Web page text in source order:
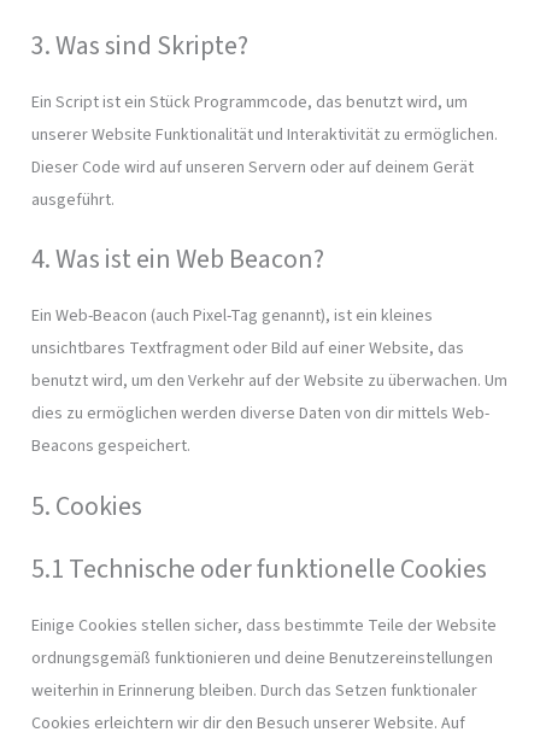
3. Was sind Skripte?
Ein Script ist ein Stück Programmcode, das benutzt wird, um
unserer Website Funktionalität und Interaktivität zu ermöglichen.
Dieser Code wird auf unseren Servern oder auf deinem Gerät
ausgeführt.
4. Was ist ein Web Beacon?
Ein Web-Beacon (auch Pixel-Tag genannt), ist ein kleines
unsichtbares Textfragment oder Bild auf einer Website, das
benutzt wird, um den Verkehr auf der Website zu überwachen. Um
dies zu ermöglichen werden diverse Daten von dir mittels Web-
Beacons gespeichert.
5. Cookies
5.1 Technische oder funktionelle Cookies
Einige Cookies stellen sicher, dass bestimmte Teile der Website
ordnungsgemäß funktionieren und deine Benutzereinstellungen
weiterhin in Erinnerung bleiben. Durch das Setzen funktionaler
Cookies erleichtern wir dir den Besuch unserer Website. Auf